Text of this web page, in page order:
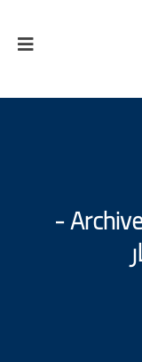
التخطيط الاستثماري Archives -